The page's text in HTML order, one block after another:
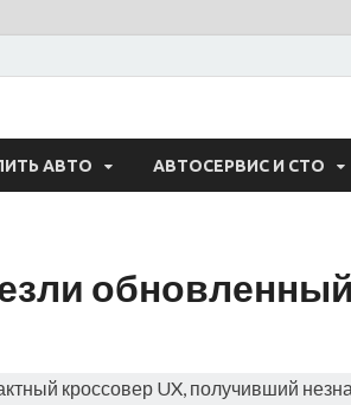
— Авто
АВТО АВТОСЕРВИС И СТО
обновленный
кроссовер UX, получивший